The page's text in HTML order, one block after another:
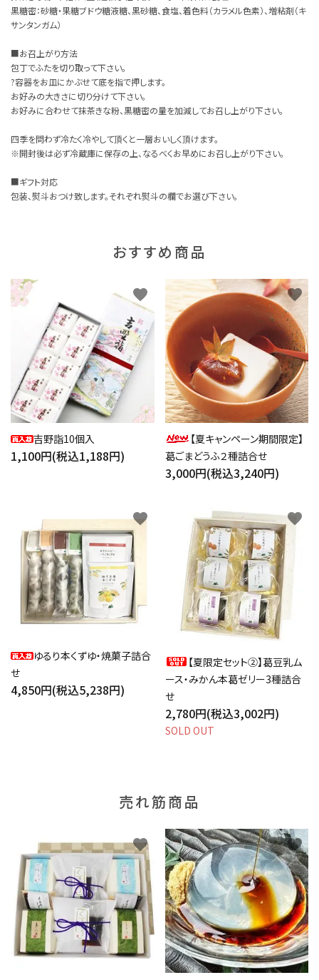
黒糖密：砂糖・果糖ブドウ糖液糖、黒砂糖、食塩、着色料（カラメル色素）、増粘剤（キ
サンタンガム）
■お召上がり方法
包丁でふたを切り取って下さい。
?容器をお皿にかぶせて底を指で押します。
お好みの大きさに切り分けて下さい。
お好みに合わせて抹茶きな粉、黒糖密の量を加減してお召し上がり下さい。
四季を問わず冷たく冷やして頂くと一層おいしく頂けます。
※開封後は必ず冷蔵庫に保存の上、なるべくお早めにお召し上がり下さい。
■ギフト対応
包装、熨斗おつけ致します。それぞれ熨斗の欄でお選び下さい。
おすすめ商品
吉野詣10個入
1,100円(税込1,188円)
favorite
【夏キャンペーン期間限定】
葛ごまどうふ２種詰合せ
3,000円(税込3,240円)
favorite
ゆるり本くずゆ・焼菓子詰合
せ
4,850円(税込5,238円)
favorite
【夏限定セット②】葛豆乳ム
ース・みかん本葛ゼリー3種詰合
せ
2,780円(税込3,002円)
SOLD OUT
favorite
売れ筋商品
favorite favorite